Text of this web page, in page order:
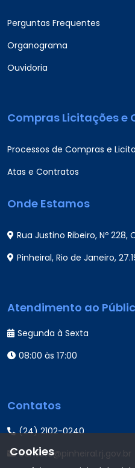
Perguntas Frequentes
Organograma
Ouvidoria
Compras Licitações e
Processos de Compras e
Atas e Contratos
Onde Estamos
Rua Justino Ribeiro, Nº 228,
Pinheiral, Rio de Janeiro,
Atendimento ao
Segunda à Sexta
08:00 às 17:00
Contatos
(24) 2102-0240
contato@pinheiral.rj.gov.br
Cookies